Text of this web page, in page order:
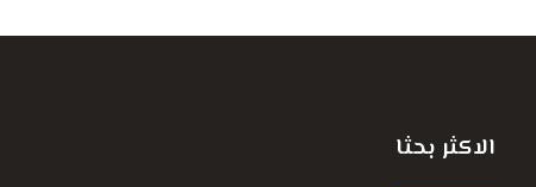
الاكثر بحثا